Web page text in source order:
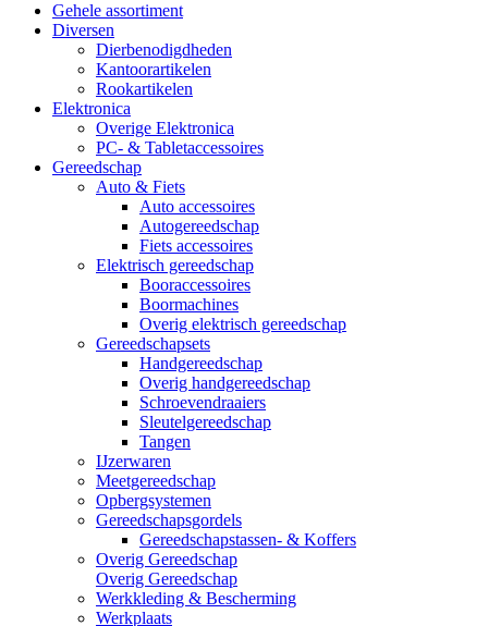
Gehele assortiment
Diversen
Dierbenodigdheden
Kantoorartikelen
Rookartikelen
Elektronica
Overige Elektronica
PC- & Tabletaccessoires
Gereedschap
Auto & Fiets
Auto accessoires
Autogereedschap
Fiets accessoires
Elektrisch gereedschap
Booraccessoires
Boormachines
Overig elektrisch gereedschap
Gereedschapsets
Handgereedschap
Overig handgereedschap
Schroevendraaiers
Sleutelgereedschap
Tangen
IJzerwaren
Meetgereedschap
Opbergsystemen
Gereedschapsgordels
Gereedschapstassen- & Koffers
Overig Gereedschap
Overig Gereedschap
Werkkleding & Bescherming
Werkplaats